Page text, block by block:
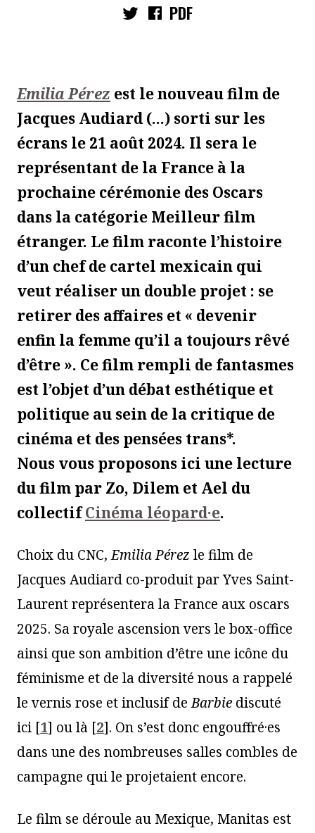
PDF
Emilia Pérez est le nouveau film de
Jacques Audiard (...) sorti sur les
écrans le 21 août 2024. Il sera le
représentant de la France à la
prochaine cérémonie des Oscars
dans la catégorie Meilleur film
étranger. Le film raconte l’histoire
d’un chef de cartel mexicain qui
veut réaliser un double projet : se
retirer des affaires et « devenir
enfin la femme qu’il a toujours rêvé
d’être ». Ce film rempli de fantasmes
est l’objet d’un débat esthétique et
politique au sein de la critique de
cinéma et des pensées trans*.
Nous vous proposons ici une lecture
du film par Zo, Dilem et Ael du
collectifCinéma léopard·e.
Choix du CNC,Emilia Pérez le film de
Jacques Audiard co-produit par Yves Saint-
Laurent représentera la France aux oscars
2025. Sa royale ascension vers le box-office
ainsi que son ambition d’être une icône du
féminisme et de la diversité nous a rappelé
le vernis rose et inclusif deBarbie discuté
ici [1] ou là [2]. On s’est donc engouffré·es
dans une des nombreuses salles combles de
campagne qui le projetaient encore.
Le film se déroule au Mexique, Manitas est